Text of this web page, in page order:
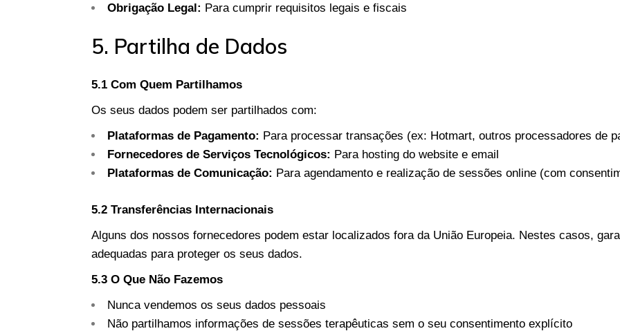
Obrigação Legal: Para cumprir requisitos legais e fiscais
5. Partilha de Dados
5.1 Com Quem Partilhamos
Os seus dados podem ser partilhados com:
Plataformas de Pagamento: Para processar transações (ex: Hotmart, outros processadores de
Fornecedores de Serviços Tecnológicos: Para hosting do website e email
Plataformas de Comunicação: Para agendamento e realização de sessões online (com
5.2 Transferências Internacionais
Alguns dos nossos fornecedores podem estar localizados fora da União Europeia. Nestes casos,
adequadas para proteger os seus dados.
5.3 O Que Não Fazemos
Nunca vendemos os seus dados pessoais
Não partilhamos informações de sessões terapêuticas sem o seu consentimento explícito